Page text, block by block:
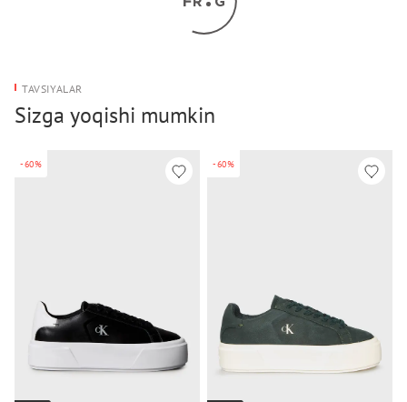
TAVSIYALAR
Sizga yoqishi mumkin
-60% -60%